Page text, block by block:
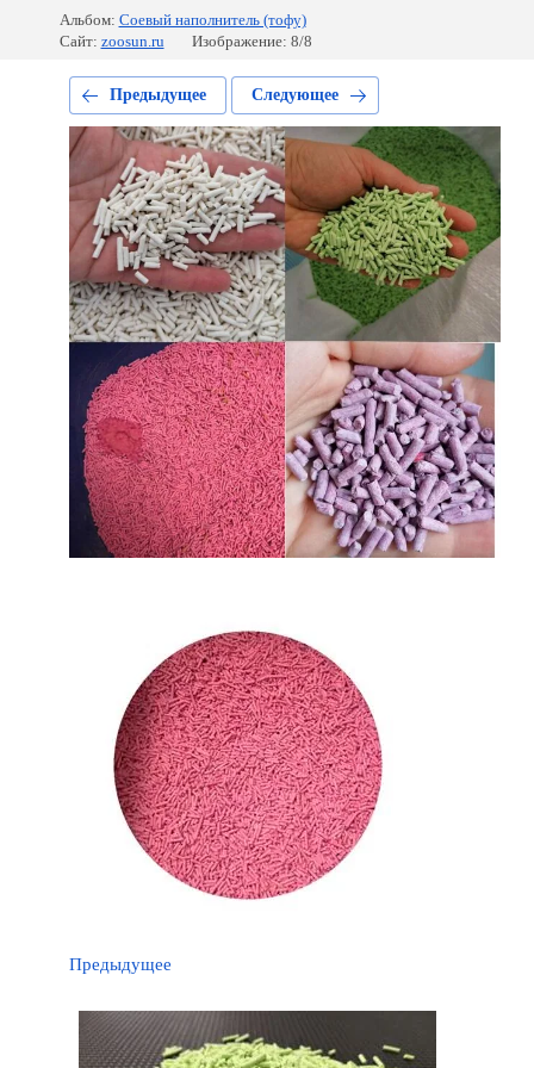
Альбом: Соевый наполнитель (тофу)
Сайт: zoosun.ru Изображение: 8/8
Предыдущее Следующее
Предыдущее